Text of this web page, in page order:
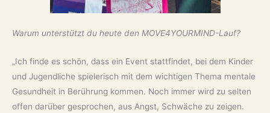
Warum unterstützt du heute den MOVE4YOURMIND-Lauf?
„Ich finde es schön, dass ein Event stattfindet, bei dem Kinder
und Jugendliche spielerisch mit dem wichtigen Thema mentale
Gesundheit in Berührung kommen. Noch immer wird zu selten
offen darüber gesprochen, aus Angst, Schwäche zu zeigen.